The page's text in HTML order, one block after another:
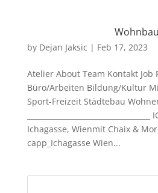
by Dejan Jaksic | Feb 17, 2023
Atelier About Team Kontakt Job
Büro/Arbeiten Bildung/Kultur
Sport-Freizeit Städtebau
Ichagasse, Wienmit Chaix &
capp_Ichagasse Wien...